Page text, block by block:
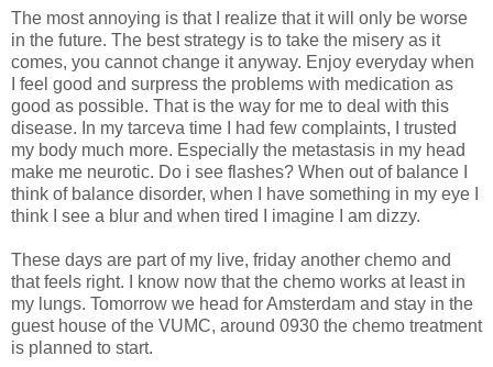
The most annoying is that I realize that it will only be worse
in the future. The best strategy is to take the misery as it
comes, you cannot change it anyway. Enjoy everyday when
I feel good and surpress the problems with medication as
good as possible. That is the way for me to deal with this
disease. In my tarceva time I had few complaints, I trusted
my body much more. Especially the metastasis in my head
make me neurotic. Do i see flashes? When out of balance I
think of balance disorder, when I have something in my eye I
think I see a blur and when tired I imagine I am dizzy.
These days are part of my live, friday another chemo and
that feels right. I know now that the chemo works at least in
my lungs. Tomorrow we head for Amsterdam and stay in the
guest house of the VUMC, around 0930 the chemo treatment
is planned to start.